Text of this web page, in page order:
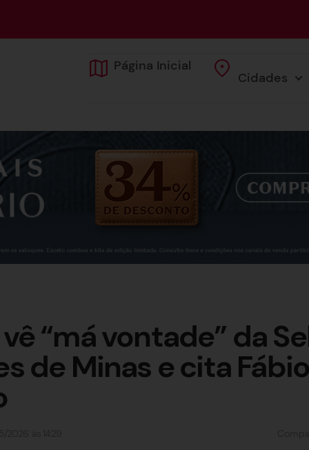
Página Inicial
Cidades
“má vontade” da
de Minas e cita